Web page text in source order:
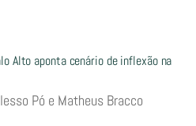
Alto aponta cenário de inflexão na
Pó e Matheus Bracco